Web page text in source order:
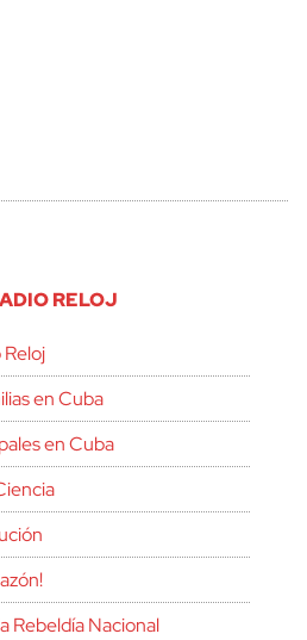
RELOJ
en Cuba
en Cuba
Rebeldía Nacional